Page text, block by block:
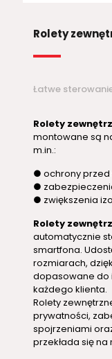
Rolety
Łatwe
Rolety
montowane są
m.in.:
● ochrony przed
●
● zwiększenia
Rolety
automatycznie
smartfona.
rozmiarach,
dopasowane do
każdego klienta.
Rolety
prywatności,
spojrzeniami
przekłada się na